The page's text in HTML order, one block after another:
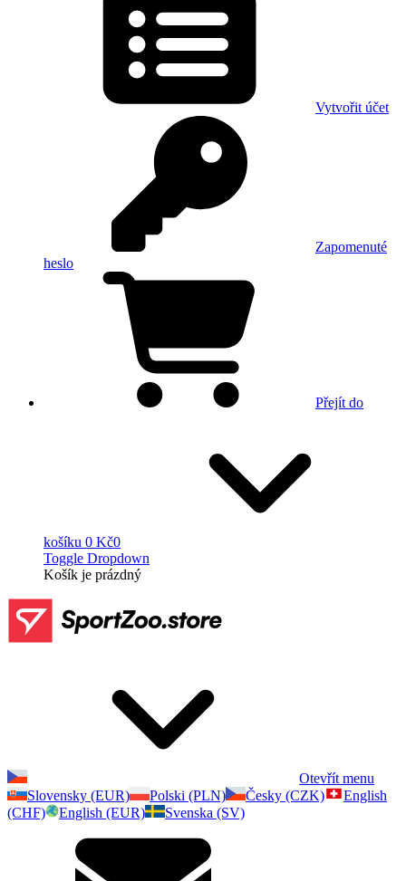
Vytvořit účet
Zapomenuté
heslo
Přejít do
košíku 0 Kč0
Toggle Dropdown
Košík je prázdný
Otevřít menu
Slovensky (EUR)
Polski (PLN) Česky (CZK)
English
(CHF)
English (EUR) Svenska (SV)